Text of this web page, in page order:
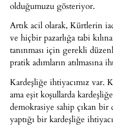
olduğumuzu gösteriyor.
Artık acil olarak, Kürtlerin
ve hiçbir pazarlığa tabi
tanınması için gerekli
pratik adımların atılmasına
Kardeşliğe ihtiyacımız var.
ama eşit koşullarda
demokrasiye sahip çıkan
yaptığı bir kardeşliğe